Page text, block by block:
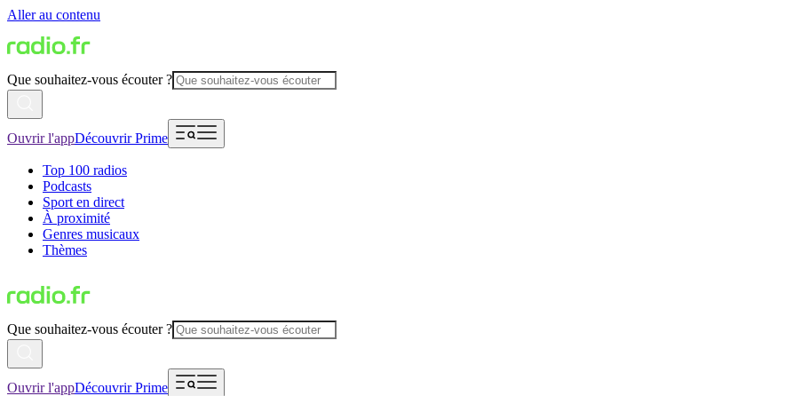
Aller au contenu
Que souhaitez-vous écouter ?
Ouvrir l'appDécouvrir Prime
Top 100 radios
Podcasts
Sport en direct
À proximité
Genres musicaux
Thèmes
Que souhaitez-vous écouter ?
Ouvrir l'appDécouvrir Prime